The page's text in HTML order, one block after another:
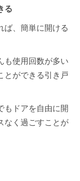
る
ば、簡単に開ける
も使用回数が多い
とができる引き戸
もドアを自由に開
なく過ごすことが